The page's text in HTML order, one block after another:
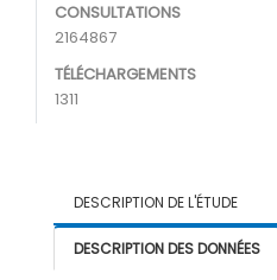
CONSULTATIONS
2164867
TÉLÉCHARGEMENTS
1311
DESCRIPTION DE L'ÉTUDE
DESCRIPTION DES DONNÉES